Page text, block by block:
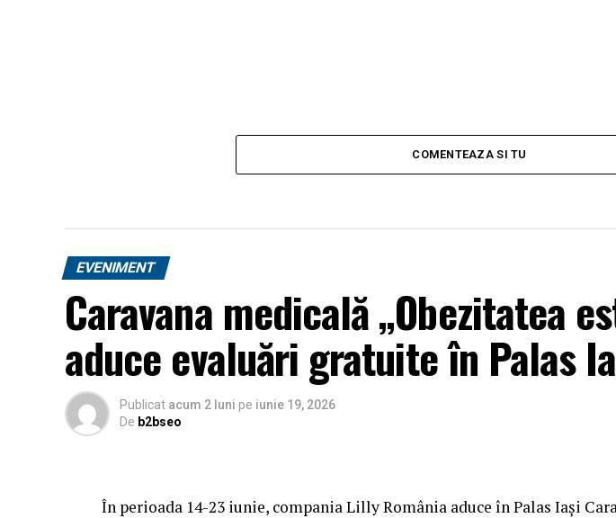
COMENTEAZA SI TU
EVENIMENT
Caravana medicală „Obezitatea
aduce evaluări gratuite în Palas
Publicat acum 2 luni pe iunie 19, 2026
De b2bseo
În perioada 14-23 iunie, compania Lilly România aduce în Palas Iași